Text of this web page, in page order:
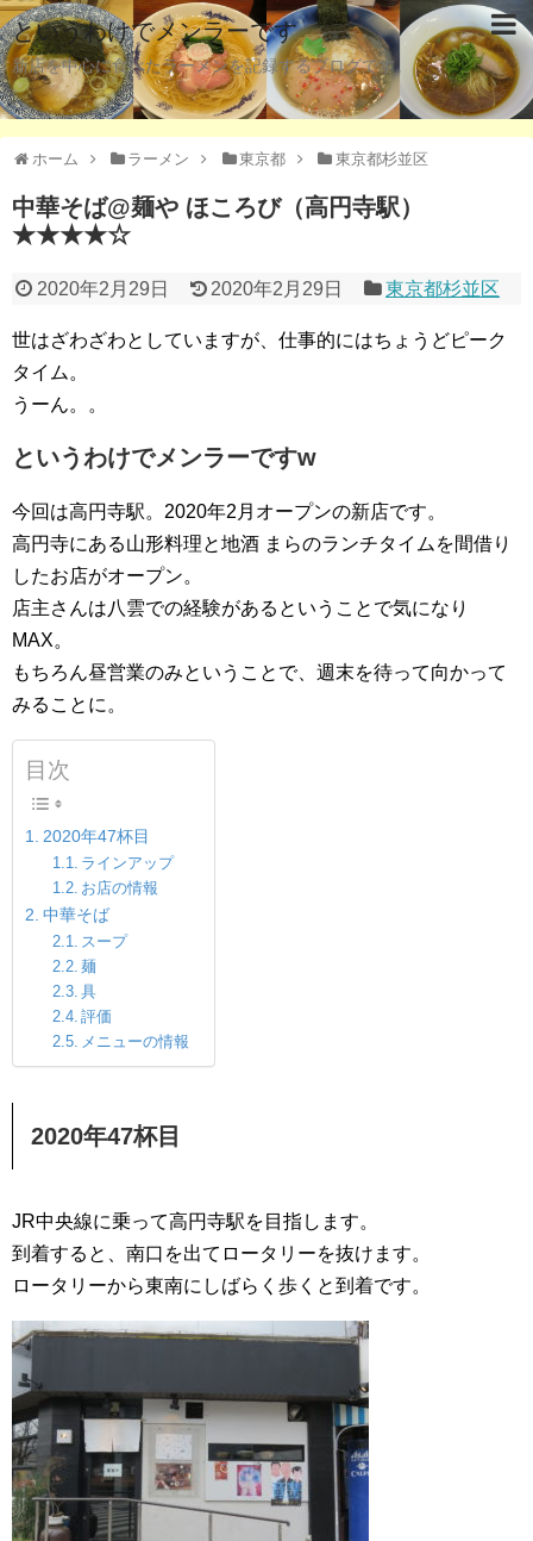
というわけでメンラーです
新店を中心に食べたラーメンを記録するブログです。
ホーム ラーメン 東京都 東京都杉並区
中華そば@麺や ほころび（高円寺駅）
★★★★☆
2020年2月29日 2020年2月29日 東京都杉並区
世はざわざわとしていますが、仕事的にはちょうどピーク
タイム。
うーん。。
というわけでメンラーですw
今回は高円寺駅。2020年2月オープンの新店です。
高円寺にある山形料理と地酒 まらのランチタイムを間借り
したお店がオープン。
店主さんは八雲での経験があるということで気になり
MAX。
もちろん昼営業のみということで、週末を待って向かって
みることに。
目次
2020年47杯目
ラインアップ
お店の情報
中華そば
スープ
麺
具
評価
メニューの情報
2020年47杯目
JR中央線に乗って高円寺駅を目指します。
到着すると、南口を出てロータリーを抜けます。
ロータリーから東南にしばらく歩くと到着です。